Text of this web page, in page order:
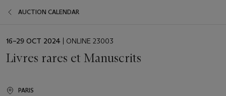
AUCTION CALENDAR
EVENT
16–29 OCT 2024 | ONLINE 23003
Livres rares et Manuscrits
PARIS